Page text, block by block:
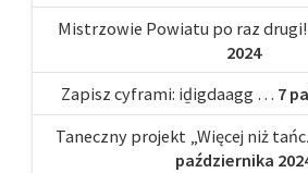
Mistrzowie Powiatu po raz
2024
Zapisz cyframi: iḏigdaagg … 7
Taneczny projekt „Więcej niż
października